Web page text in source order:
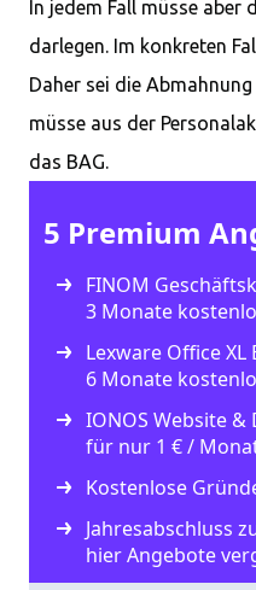
In jedem Fall müsse aber
darlegen. Im konkreten
Daher sei die
müsse aus der
das BAG.
5 Premium
FINOM
3 Monate
Lexware Office
6 Monate
IONOS Website &
für nur 1 € /
Kostenlose
Jahresabschluss
hier Angebote